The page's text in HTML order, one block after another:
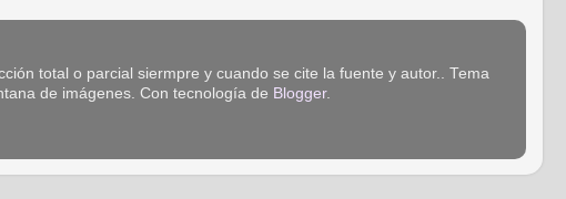
total o parcial siermpre y cuando se cite la fuente y autor.. Tema
de imágenes. Con tecnología de Blogger.